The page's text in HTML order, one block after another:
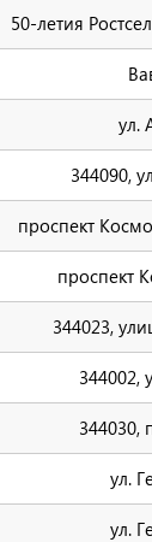
50-летия
ул.
344090,
проспект
проспект
344023,
344002,
344030,
ул.
ул.